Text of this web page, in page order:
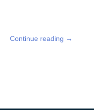
Continue reading →